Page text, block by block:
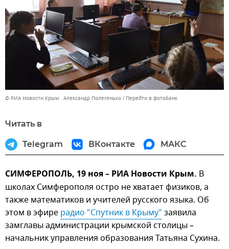
© РИА Новости Крым . Александр Полегенько Перейти в фотобанк
Читать в
Telegram ВКонтакте МАКС
СИМФЕРОПОЛЬ, 19 ноя – РИА Новости Крым. В
школах Симферополя остро не хватает физиков, а
также математиков и учителей русского языка. Об
этом в эфире радио "Спутник в Крыму" заявила
замглавы администрации крымской столицы –
начальник управления образования Татьяна Сухина.